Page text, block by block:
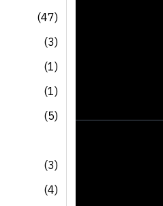
(47)
(3)
(1)
(1)
(5)
(3)
(4)